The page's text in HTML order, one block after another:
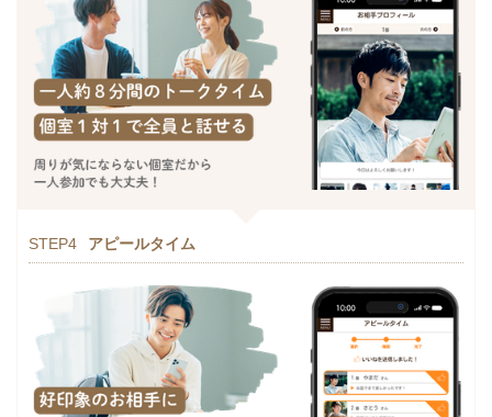
STEP4 アピールタイム